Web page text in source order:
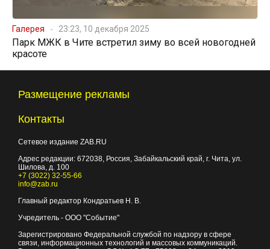
Галерея 23:23, 10 декабря 2025
Парк МЖК в Чите встретил зиму во всей новогодней
красоте
Размещение рекламы
Контакты
Сетевое издание ZAB.RU
Адрес редакции: 672038, Россия, Забайкальский край, г. Чита, ул.
Шилова, д. 100
+7 (3022) 32-55-66
info@zab.ru
Главный редактор Кондратьев Н. В.
Учредитель - ООО "Событие"
Зарегистрировано Федеральной службой по надзору в сфере
связи, информационных технологий и массовых коммуникаций.